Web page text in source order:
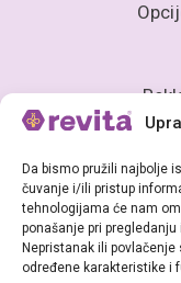
Da bismo pružili najbolje
čuvanje i/ili pristup
tehnologijama će nam
ponašanje pri
Nepristanak ili
određene karakteristike i
Sva prava